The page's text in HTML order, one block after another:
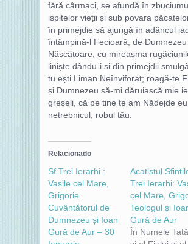
fără cârmaci, se afundă în
ispitelor vieții și sub povara
în primejdie să ajungă în adâncul
întâmpină-l Fecioară, de Dumnezeu
Născătoare, cu mireasma
liniște dându-i și din primejdii
tu ești Liman Neînviforat; roagă-te
și Dumnezeu să-mi dăruiască mie
greșeli, că pe tine te am Nădejde eu,
netrebnicul, robul tău.
Relacionado
Sf.Trei Ierarhi :
Vasile cel Mare,
Grigorie
Cuvântătorul de
Dumnezeu și Ioan
Gură de Aur – 30
Acatistul
Trei Ierarhi:
cel Mare,
Teologul și
Gură de Aur
În Numele